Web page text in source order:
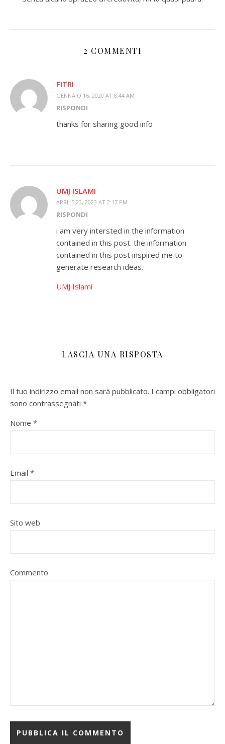
2 COMMENTI
FITRI
GENNAIO 16, 2020 AT 8:44 AM
RISPONDI
thanks for sharing good info
UMJ ISLAMI
APRILE 23, 2023 AT 2:17 PM
RISPONDI
i am very intersted in the information
contained in this post. the information
contained in this post inspired me to
generate research ideas.
UMJ Islami
LASCIA UNA RISPOSTA
Il tuo indirizzo email non sarà pubblicato. I campi obbligatori
sono contrassegnati *
Nome *
Email *
Sito web
Commento